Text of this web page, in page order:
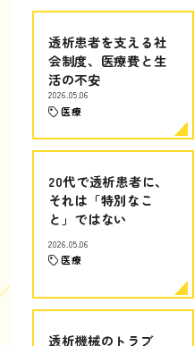
透析患者を支える社
会制度、医療費と生
活の不安
2026.05.06
医療
20代で透析患者に、
それは「特別なこ
と」ではない
2026.05.06
医療
透析機械のトラブ